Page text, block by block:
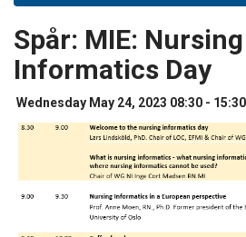
Spår: MIE: Nursing
Informatics Day
Wednesday May 24, 2023 08:30 -